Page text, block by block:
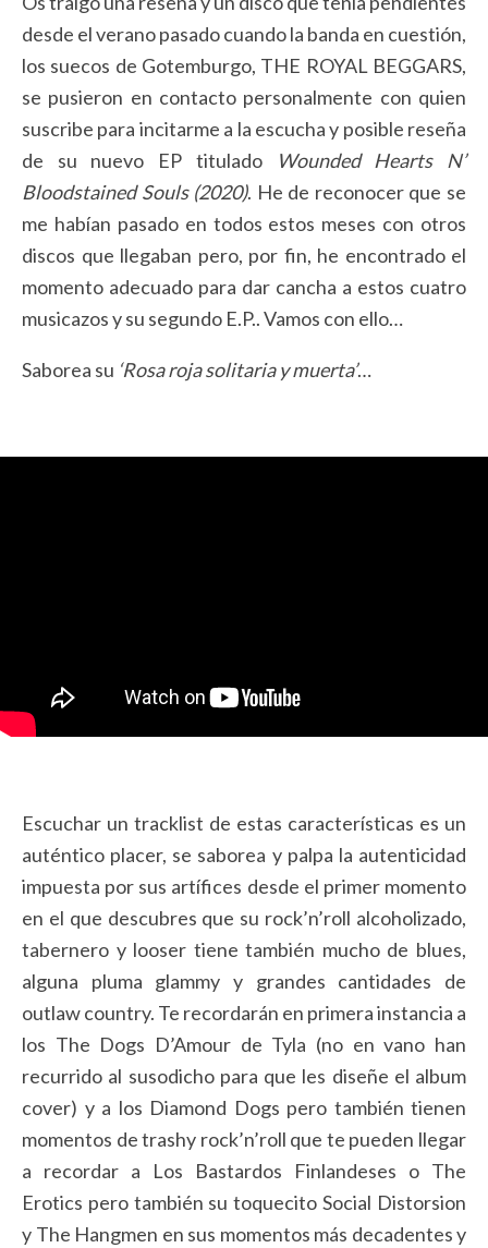
desde el verano pasado cuando la banda en cuestión,
los suecos de Gotemburgo, THE ROYAL BEGGARS,
se pusieron en contacto personalmente con quien
suscribe para incitarme a la escucha y posible reseña
de su nuevo EP titulado
Wounded Hearts N’
Bloodstained Souls (2020). He de reconocer que se
me habían pasado en todos estos meses con otros
discos que llegaban pero, por fin, he encontrado el
momento adecuado para dar cancha a estos cuatro
musicazos y su segundo E.P.. Vamos con ello…
Saborea su ‘Rosa roja solitaria y muerta’…
Escuchar un tracklist de estas características es un
auténtico placer, se saborea y palpa la autenticidad
impuesta por sus artífices desde el primer momento
en el que descubres que su rock’n’roll alcoholizado,
tabernero y looser tiene también mucho de blues,
alguna pluma glammy y grandes cantidades de
outlaw country. Te recordarán en primera instancia a
los The Dogs D’Amour de Tyla (no en vano han
recurrido al susodicho para que les diseñe el album
cover) y a los Diamond Dogs pero también tienen
momentos de trashy rock’n’roll que te pueden llegar
a recordar a Los Bastardos Finlandeses o The
Erotics pero también su toquecito Social Distorsion
y The Hangmen en sus momentos más decadentes y